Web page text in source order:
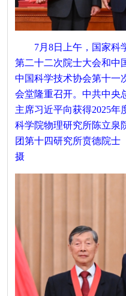
7月8日上午，国家科
第二十二次院士大会和中
中国科学技术协会第十一
会堂隆重召开。中共中央
主席习近平向获得2025年
科学院物理研究所陈立泉
团第十四研究所贲德院士
摄